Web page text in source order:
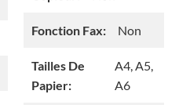
Fonction Fax: Non
Tailles De
Papier:
A4, A5,
A6